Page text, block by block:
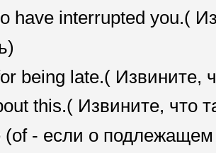
have interrupted you.(
being late.( Извините,
this.( Извините, что
(of - если о